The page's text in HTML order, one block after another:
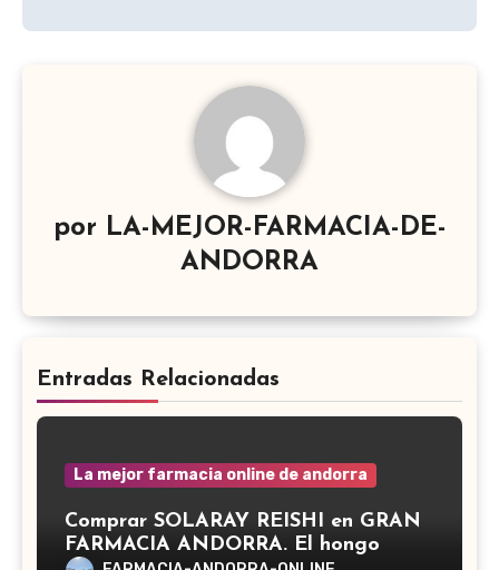
por LA-MEJOR-FARMACIA-DE-
ANDORRA
Entradas Relacionadas
La mejor farmacia online de andorra
Comprar SOLARAY REISHI en GRAN
FARMACIA ANDORRA. El hongo